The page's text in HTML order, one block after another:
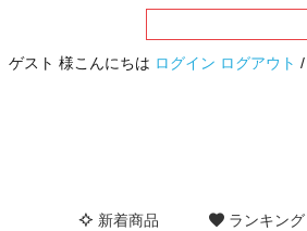
ゲスト 様こんにちは ログイン ログアウト /
新着商品 ランキング